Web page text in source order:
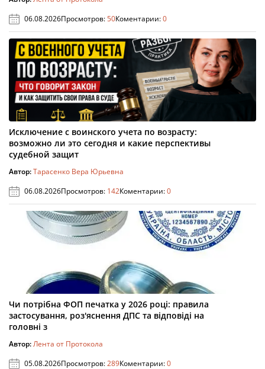
06.08.2026Просмотров:50Коментарии:0
Исключение с воинского учета по возрасту:
возможно ли это сегодня и какие перспективы
судебной защит
Автор:Тарасенко Вера Юрьевна
06.08.2026Просмотров: 142Коментарии:0
Чи потрібна ФОП печатка у 2026 році: правила
застосування, роз'яснення ДПС та відповіді на
головні з
Автор:Лента от Протокола
05.08.2026Просмотров:289Коментарии:0